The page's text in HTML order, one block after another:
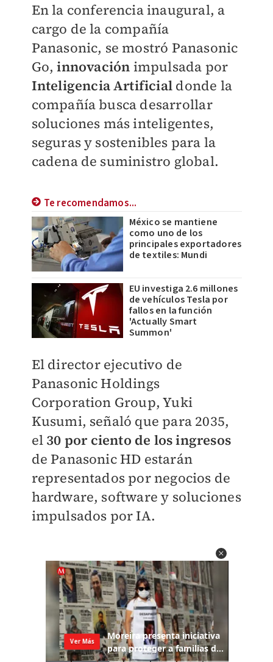
En la conferencia inaugural, a
cargo de la compañía
Panasonic, se mostró Panasonic
Go, innovación impulsada por
Inteligencia Artificial donde la
compañía busca desarrollar
soluciones más inteligentes,
seguras y sostenibles para la
cadena de suministro global.
Te recomendamos...
México se mantiene
como uno de los
principales exportadores
de textiles: Mundi
EU investiga 2.6 millones
de vehículos Tesla por
fallos en la función
'Actually Smart
Summon'
El director ejecutivo de
Panasonic Holdings
Corporation Group, Yuki
Kusumi, señaló que para 2035,
el 30 por ciento de los ingresos
de Panasonic HD estarán
representados por negocios de
hardware, software y soluciones
impulsados ​​por IA.